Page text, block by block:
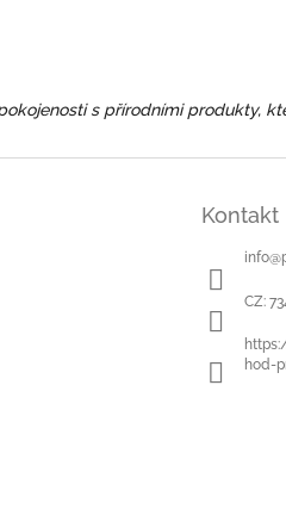
s přírodními produkty,
Kontakt
info@
CZ:
hod-